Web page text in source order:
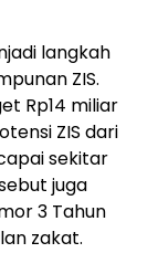
langkah
ZIS.
Rp14 miliar
ZIS dari
sekitar
juga
3 Tahun
zakat.